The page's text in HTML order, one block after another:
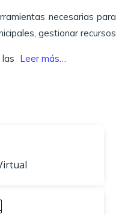
necesarias para
gestionar recursos
Leer más…